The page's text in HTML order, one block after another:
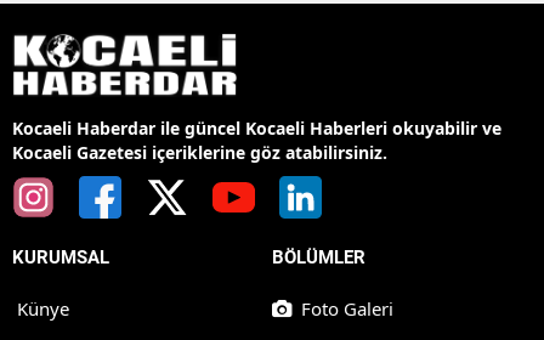
Kocaeli Haberdar ile güncel Kocaeli Haberleri okuyabilir ve
Kocaeli Gazetesi içeriklerine göz atabilirsiniz.
KURUMSAL
Künye
BÖLÜMLER
Foto Galeri